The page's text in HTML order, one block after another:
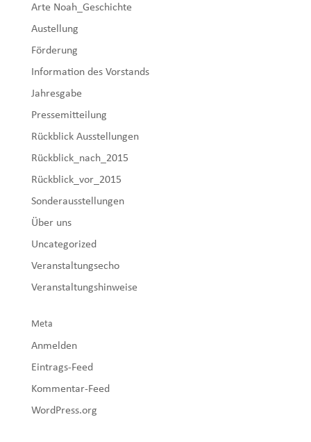
Arte Noah_Geschichte
Austellung
Förderung
Information des Vorstands
Jahresgabe
Pressemitteilung
Rückblick Ausstellungen
Rückblick_nach_2015
Rückblick_vor_2015
Sonderausstellungen
Über uns
Uncategorized
Veranstaltungsecho
Veranstaltungshinweise
Meta
Anmelden
Eintrags-Feed
Kommentar-Feed
WordPress.org